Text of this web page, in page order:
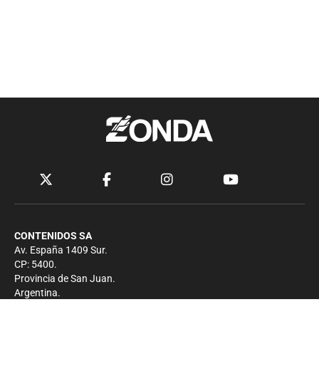
CONTENIDOS SA
Av. España 1409 Sur.
CP: 5400.
Provincia de San Juan.
Argentina.